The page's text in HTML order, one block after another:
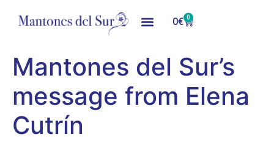
0€ 0
Mantones del Sur’s
message from Elena
Cutrín